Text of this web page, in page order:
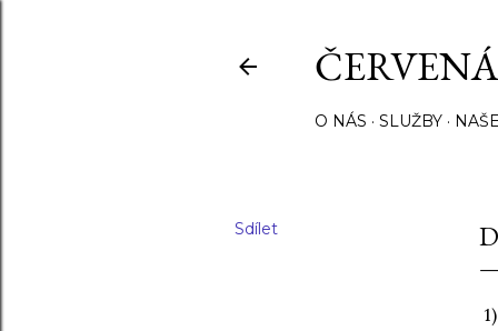
O NÁS SLUŽBY
Sdílet